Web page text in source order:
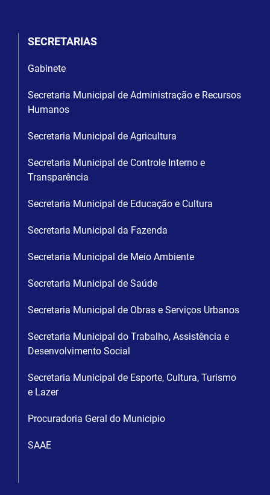
SECRETARIAS
Gabinete
Secretaria Municipal de Administração e Recursos
Humanos
Secretaria Municipal de Agricultura
Secretaria Municipal de Controle Interno e
Transparência
Secretaria Municipal de Educação e Cultura
Secretaria Municipal da Fazenda
Secretaria Municipal de Meio Ambiente
Secretaria Municipal de Saúde
Secretaria Municipal de Obras e Serviços Urbanos
Secretaria Municipal do Trabalho, Assistência e
Desenvolvimento Social
Secretaria Municipal de Esporte, Cultura, Turismo
e Lazer
Procuradoria Geral do Municipio
SAAE